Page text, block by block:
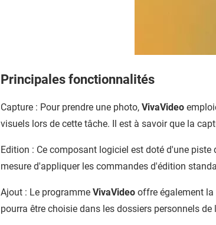
Principales fonctionnalités
Capture : Pour prendre une photo, VivaVideo
visuels lors de cette tâche. Il est à savoir que la
Edition : Ce composant logiciel est doté d'une piste
mesure d'appliquer les commandes d'édition
Ajout : Le programme VivaVideo offre également la
pourra être choisie dans les dossiers personnels de